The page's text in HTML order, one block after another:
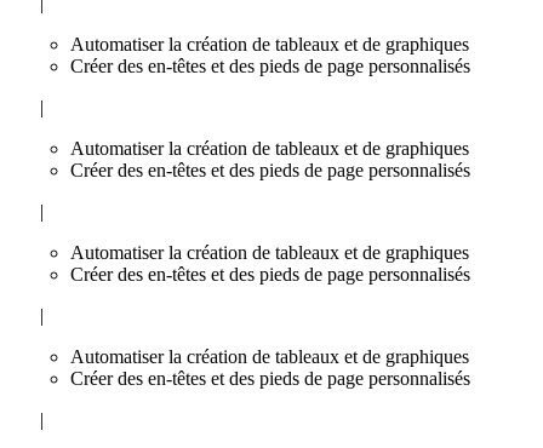
Automatiser la création de tableaux et de graphiques
Créer des en-têtes et des pieds de page personnalisés
|
Automatiser la création de tableaux et de graphiques
Créer des en-têtes et des pieds de page personnalisés
|
Automatiser la création de tableaux et de graphiques
Créer des en-têtes et des pieds de page personnalisés
|
Automatiser la création de tableaux et de graphiques
Créer des en-têtes et des pieds de page personnalisés
|